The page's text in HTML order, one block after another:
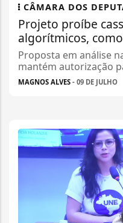
CÂMARA DOS
Projeto proíbe
algorítmicos,
Proposta em análise
mantém autorização
MAGNOS ALVES - 09 DE JULHO